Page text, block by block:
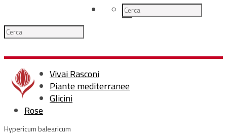
Vivai Rasconi
Piante mediterranee
Glicini
Rose
Hypericum balearicum